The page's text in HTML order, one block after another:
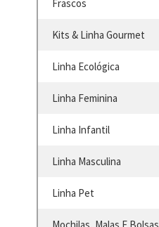
Frascos
Kits & Linha Gourmet
Linha Ecológica
Linha Feminina
Linha Infantil
Linha Masculina
Linha Pet